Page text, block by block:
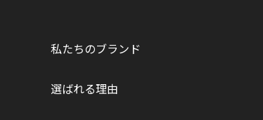
私たちのブランド
選ばれる理由